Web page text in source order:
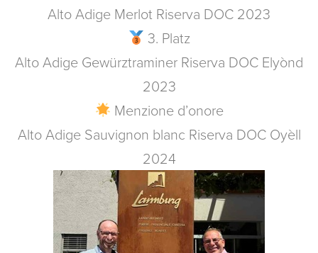
Alto Adige Merlot Riserva DOC 2023
3. Platz
Alto Adige Gewürztraminer Riserva DOC Elyònd
2023
Menzione d’onore
Alto Adige Sauvignon blanc Riserva DOC Oyèll
2024